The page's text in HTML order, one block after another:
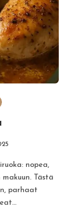
Tästä
parhaat